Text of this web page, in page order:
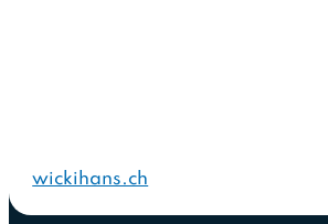
wickihans.ch